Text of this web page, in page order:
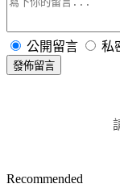
公開留言 私
發佈留言
Recommended